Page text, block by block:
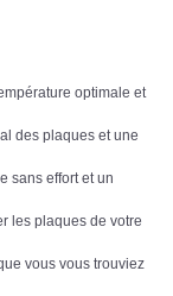
optimale et
des plaques et une
sans effort et un
les plaques de votre
vous vous trouviez